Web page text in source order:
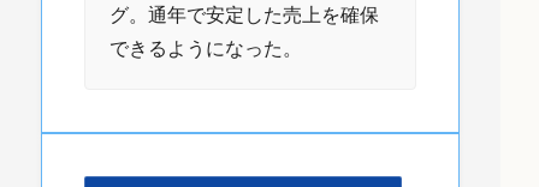
グ。通年で安定した売上を確保
できるようになった。